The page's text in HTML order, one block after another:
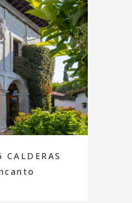
CALDERAS